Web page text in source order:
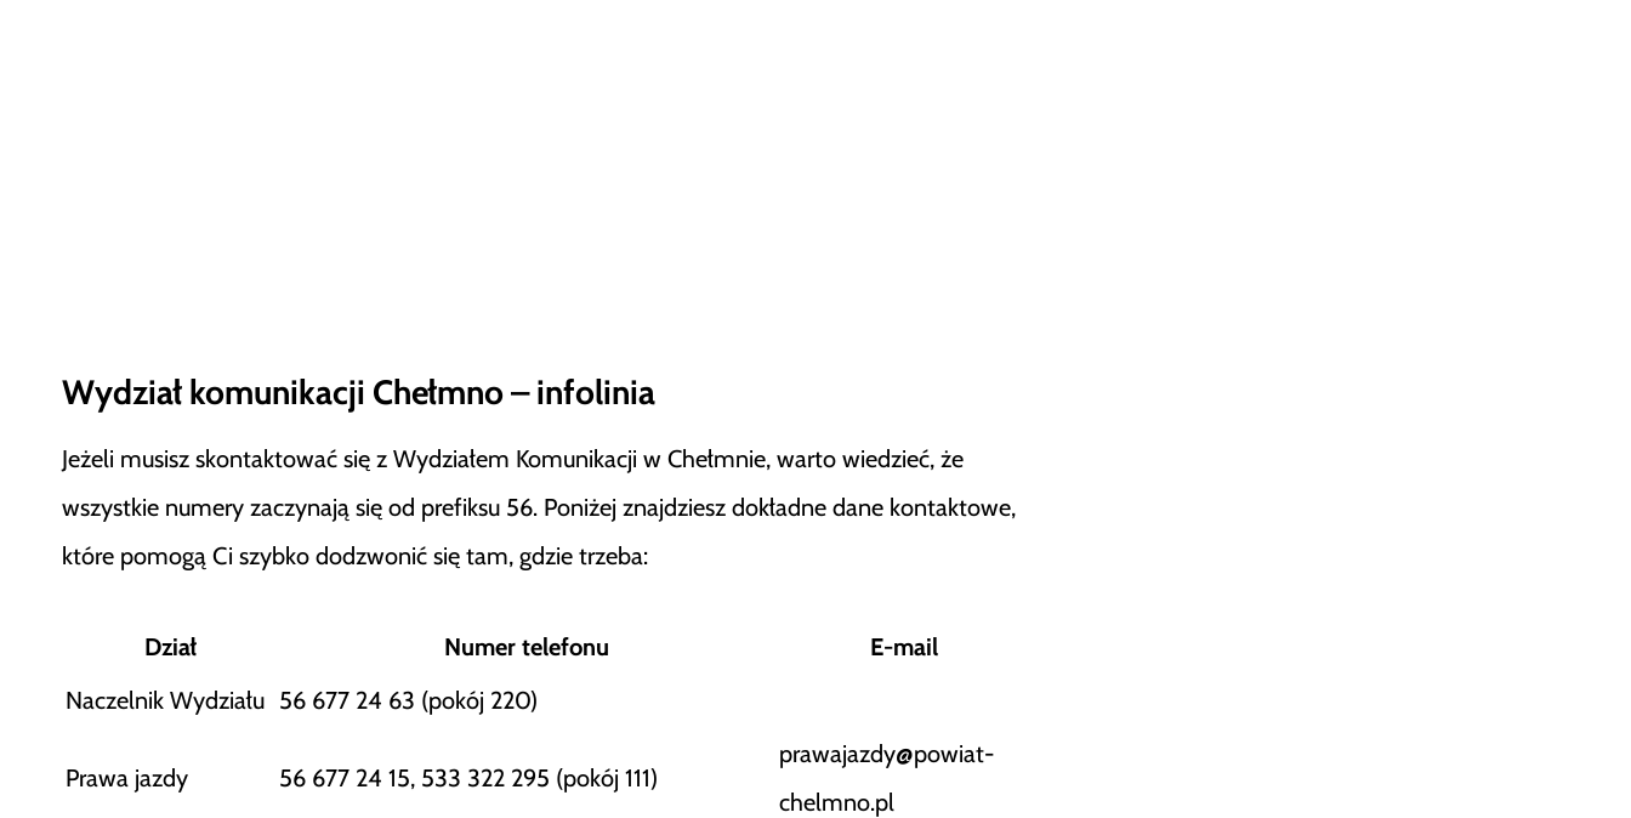
Wydział komunikacji Chełmno – infolinia
Jeżeli musisz skontaktować się z Wydziałem Komunikacji w Chełmnie, warto wiedzieć, że
wszystkie numery zaczynają się od prefiksu 56. Poniżej znajdziesz dokładne dane kontaktowe,
które pomogą Ci szybko dodzwonić się tam, gdzie trzeba:
Dział Numer telefonu
E-mail
Naczelnik Wydziału 56 677 24 63 (pokój 220)
Prawa jazdy 56 677 24 15, 533 322 295 (pokój 111)
prawajazdy@powiat-
chelmno.pl